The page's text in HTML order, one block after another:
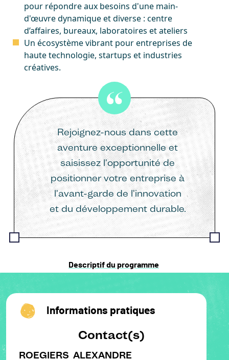
pour répondre aux besoins d'une main-
d'œuvre dynamique et diverse : centre
d’affaires, bureaux, laboratoires et ateliers
Un écosystème vibrant pour entreprises de
haute technologie, startups et industries
créatives.
Rejoignez-nous dans cette
aventure exceptionnelle et
saisissez l'opportunité de
positionner votre entreprise à
l'avant-garde de l'innovation
et du développement durable.
Descriptif du programme
Informations pratiques
Contact(s)
ROEGIERS ALEXANDRE